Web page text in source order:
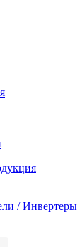
/ Инвертеры